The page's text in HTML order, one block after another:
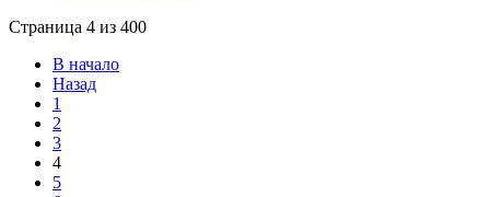
Страница 4 из 400
В начало
Назад
1
2
3
4
5